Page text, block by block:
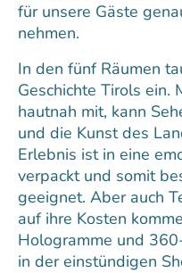
für unsere Gäste
nehmen.
In den fünf Räumen
Geschichte Tirols ein.
hautnah mit, kann
und die Kunst des
Erlebnis ist in eine
verpackt und somit
geeignet. Aber auch
auf ihre Kosten
Hologramme und
in der einstündigen